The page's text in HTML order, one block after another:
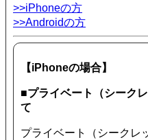
>>iPhoneの方
>>Androidの方
【iPhoneの場合】
■プライベート（シーク
て
プライベート（シークレ